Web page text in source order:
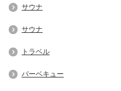
サウナ
サウナ
トラベル
バーベキュー